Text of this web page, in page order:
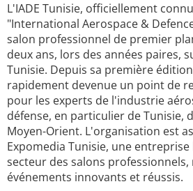
L'IADE Tunisie, officiellement
"International Aerospace &
salon professionnel de premier
deux ans, lors des années paires,
Tunisie. Depuis sa première
rapidement devenue un point de
pour les experts de l'industrie
défense, en particulier de Tunisie,
Moyen-Orient. L'organisation est
Expomedia Tunisie, une
secteur des salons
événements innovants et réussis.